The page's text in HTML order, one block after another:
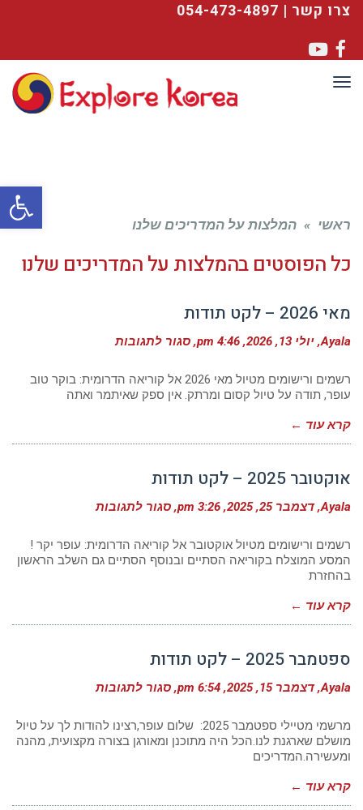
פתח
צרו קשר | 054-473-4897
Facebook
YouTube
תפריט
ראשי » המלצות על המדריכים שלנו
כל הפוסטים בהמלצות על המדריכים שלנו
מאי 2026 – לקט תודות
Ayala יולי 13, 2026 4:46 pm סגור לתגובותעל
–
לקט
תודות
רשמים ורישומים מטיול מאי 2026 אל קוריאה הדרומית: בוקר טוב
עופר, תודה על טיול קסום ומרתק. אין ספק שאיתמר ואתה
קרא עוד ←
אוקטובר 2025 – לקט תודות
Ayala דצמבר 25, 2025 3:26 pm סגור לתגובותעל
–
לקט
תודות
רשמים ורישומים מטיול אוקטובר אל קוריאה הדרומית: עופר יקר !
המסע המוצלח בקוריאה הסתיים ובנוסף הסתיים גם השלב הראשון
בהחזרת
קרא עוד ←
ספטמבר 2025 – לקט תודות
Ayala דצמבר 15, 2025 6:54 pm סגור לתגובותעל
–
לקט
תודות
מרשמי מטיילי ספטמבר 2025: שלום עופר,רצינו להודות לך על טיול
מושלם שארגנת לנו.הכל היה מתוכנן ומאורגן בצורה מקצועית, מהנה
ומעשירה.המדריכים
קרא עוד ←